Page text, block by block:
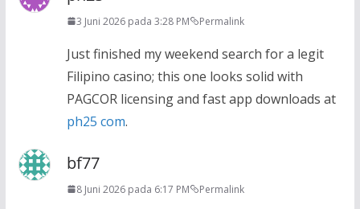
3 Juni 2026 pada 3:28 PM Permalink
Just finished my weekend search for a legit
Filipino casino; this one looks solid with
PAGCOR licensing and fast app downloads at
ph25 com.
bf77
8 Juni 2026 pada 6:17 PM Permalink